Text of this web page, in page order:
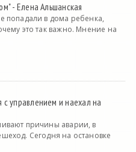
- Елена Альшанская
попадали в дома ребенка,
это так важно. Мнение на
с управлением и наехал на
причины аварии, в
Сегодня на остановке